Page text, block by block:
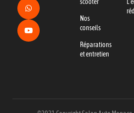
Nos
conseils
Réparations
et entretien